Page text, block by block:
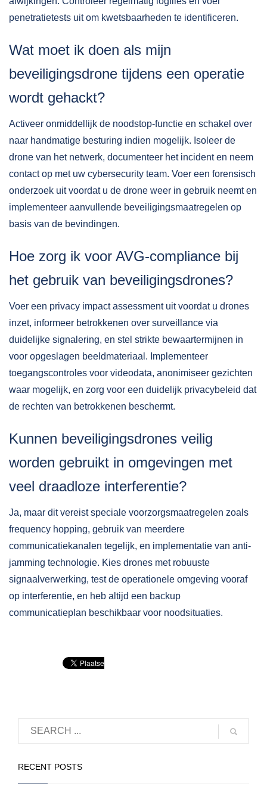
penetratietests uit om kwetsbaarheden te identificeren.
Wat moet ik doen als mijn
beveiligingsdrone tijdens een operatie
wordt gehackt?
Activeer onmiddellijk de noodstop-functie en schakel over
naar handmatige besturing indien mogelijk. Isoleer de
drone van het netwerk, documenteer het incident en neem
contact op met uw cybersecurity team. Voer een forensisch
onderzoek uit voordat u de drone weer in gebruik neemt en
implementeer aanvullende beveiligingsmaatregelen op
basis van de bevindingen.
Hoe zorg ik voor AVG-compliance bij
het gebruik van beveiligingsdrones?
Voer een privacy impact assessment uit voordat u drones
inzet, informeer betrokkenen over surveillance via
duidelijke signalering, en stel strikte bewaartermijnen in
voor opgeslagen beeldmateriaal. Implementeer
toegangscontroles voor videodata, anonimiseer gezichten
waar mogelijk, en zorg voor een duidelijk privacybeleid dat
de rechten van betrokkenen beschermt.
Kunnen beveiligingsdrones veilig
worden gebruikt in omgevingen met
veel draadloze interferentie?
Ja, maar dit vereist speciale voorzorgsmaatregelen zoals
frequency hopping, gebruik van meerdere
communicatiekanalen tegelijk, en implementatie van anti-
jamming technologie. Kies drones met robuuste
signaalverwerking, test de operationele omgeving vooraf
op interferentie, en heb altijd een backup
communicatieplan beschikbaar voor noodsituaties.
RECENT POSTS